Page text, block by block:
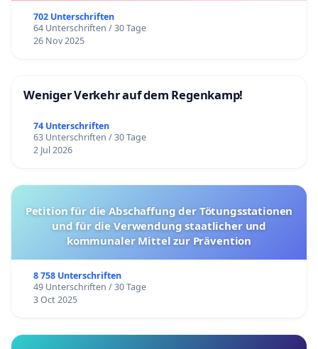
702 Unterschriften
64 Unterschriften / 30 Tage
26 Nov 2025
Weniger Verkehr auf dem Regenkamp!
74 Unterschriften
63 Unterschriften / 30 Tage
2 Jul 2026
Petition für die Abschaffung der Tötungsstationen
und für die Verwendung staatlicher und
kommunaler Mittel zur Prävention
8 758 Unterschriften
49 Unterschriften / 30 Tage
3 Oct 2025